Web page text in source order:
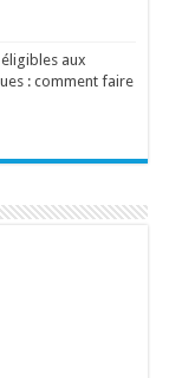
aux
: comment faire